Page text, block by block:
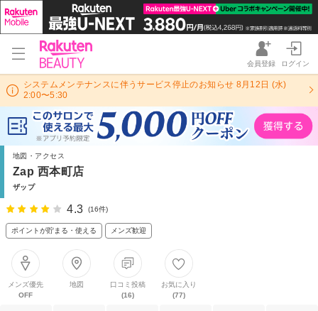
会員登録 ログイン
システムメンテナンスに伴うサービス停止のお知らせ 8月12日 (水)
2:00〜5:30
地図・アクセス
Zap 西本町店
ザップ
4.3 (16件)
ポイントが貯まる・使える メンズ歓迎
メンズ優先
OFF
地図
口コミ投稿
(16)
お気に入り
(77)